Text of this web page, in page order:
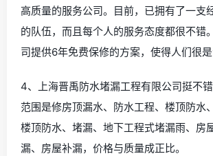
高质量的服务公司。目前，已拥有了一支
的队伍，而且每个人的服务态度都很不错
司提供6年免费保修的方案，使得人们很是
4、上海晋禹防水堵漏工程有限公司挺不
范围是修房顶漏水、防水工程、楼顶防水
楼顶防水、堵漏、地下工程式堵漏雨、房
漏、房屋补漏，价格与质量成正比。